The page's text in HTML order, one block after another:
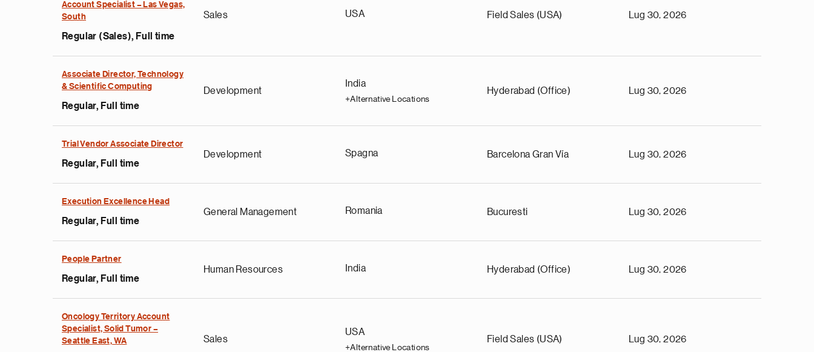
Account Specialist – Las Vegas,
South
Regular (Sales), Full time
Sales USA Field Sales (USA) Lug 30, 2026
Associate Director, Technology
& Scientific Computing
Regular, Full time
Development
India
+Alternative Locations
Hyderabad (Office) Lug 30, 2026
Trial Vendor Associate Director
Regular, Full time
Development Spagna Barcelona Gran Vía Lug 30, 2026
Execution Excellence Head
Regular, Full time
General Management Romania Bucuresti Lug 30, 2026
People Partner
Regular, Full time
Human Resources India Hyderabad (Office) Lug 30, 2026
Oncology Territory Account
Specialist, Solid Tumor –
Seattle East, WA
Sales
USA
+Alternative Locations
Field Sales (USA) Lug 30, 2026